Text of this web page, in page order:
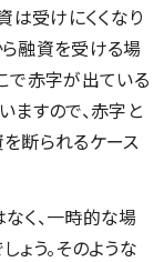
は受けにくくなり
融資を受ける場
で赤字が出ている
ますので、赤字と
断られるケース
く、一時的な場
う。そのような